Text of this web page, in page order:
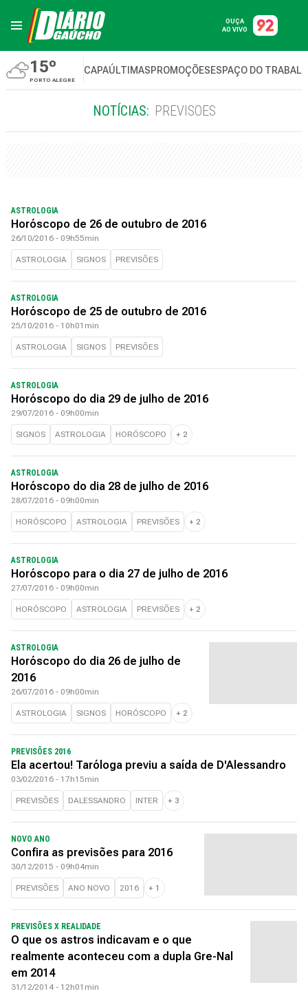
OUÇA
AO VIVO
15º
PORTO ALEGRE
CAPAÚLTIMASPROMOÇÕESESPAÇO DO
NOTÍCIAS: PREVISOES
ASTROLOGIA
Horóscopo de 26 de outubro de 2016
26/10/2016 - 09h55min
ASTROLOGIA SIGNOS PREVISÕES
ASTROLOGIA
Horóscopo de 25 de outubro de 2016
25/10/2016 - 10h01min
ASTROLOGIA SIGNOS PREVISÕES
ASTROLOGIA
Horóscopo do dia 29 de julho de 2016
29/07/2016 - 09h00min
SIGNOS ASTROLOGIA HORÓSCOPO + 2
ASTROLOGIA
Horóscopo do dia 28 de julho de 2016
28/07/2016 - 09h00min
HORÓSCOPO ASTROLOGIA PREVISÕES + 2
ASTROLOGIA
Horóscopo para o dia 27 de julho de 2016
27/07/2016 - 09h00min
HORÓSCOPO ASTROLOGIA PREVISÕES + 2
ASTROLOGIA
Horóscopo do dia 26 de julho de
2016
26/07/2016 - 09h00min
ASTROLOGIA SIGNOS HORÓSCOPO + 2
PREVISÕES 2016
Ela acertou! Taróloga previu a saída de D'Alessandro
03/02/2016 - 17h15min
PREVISÕES DALESSANDRO INTER + 3
NOVO ANO
Confira as previsões para 2016
30/12/2015 - 09h04min
PREVISÕES ANO NOVO 2016 + 1
PREVISÕES X REALIDADE
O que os astros indicavam e o que
realmente aconteceu com a dupla Gre-Nal
em 2014
31/12/2014 - 12h01min